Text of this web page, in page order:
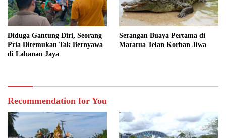
Diduga Gantung Diri, Seorang
Pria Ditemukan Tak Bernyawa
di Labanan Jaya
Serangan Buaya Pertama di
Maratua Telan Korban Jiwa
Recommendation for You